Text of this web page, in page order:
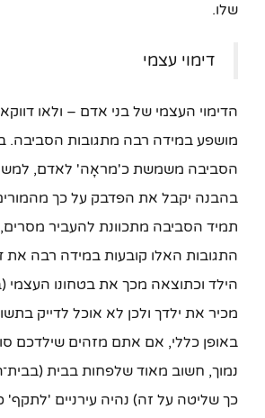
שלו.
דימוי עצמי
הדימוי העצמי של בני אדם – ולאו
מושפע במידה רבה מתגובות הסביבה.
הסביבה משמשת כ'מראָה' לאדם,
בהבנה יקבל את הפדבק על כך
תמיד הסביבה מתכוונת להעביר
התגובות האלו קובעות במידה רבה את
הילד וכתוצאה מכך את בטחונו העצמי
מכיר את ילדך ולכן לא אוכל לדייק
באופן כללי, אם אתם מזהים שילדכם
נמוך, חשוב מאוד שלפחות בבית
כך שליטה על זה) נהיה עירניים